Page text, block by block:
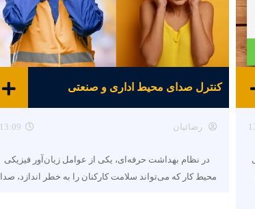
کنترل صدای محیط اداری و صنعتی
رضائیان 13:09
در نظام بهداشت حرفه‌ای، یکی از عوامل زیان‌آور فیزیکی
محیط کار که می‌تواند سلامت کارکنان را به خطر اندازد، صدا